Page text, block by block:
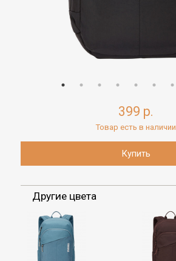
399 р.
Товар есть в наличии
Другие цвета